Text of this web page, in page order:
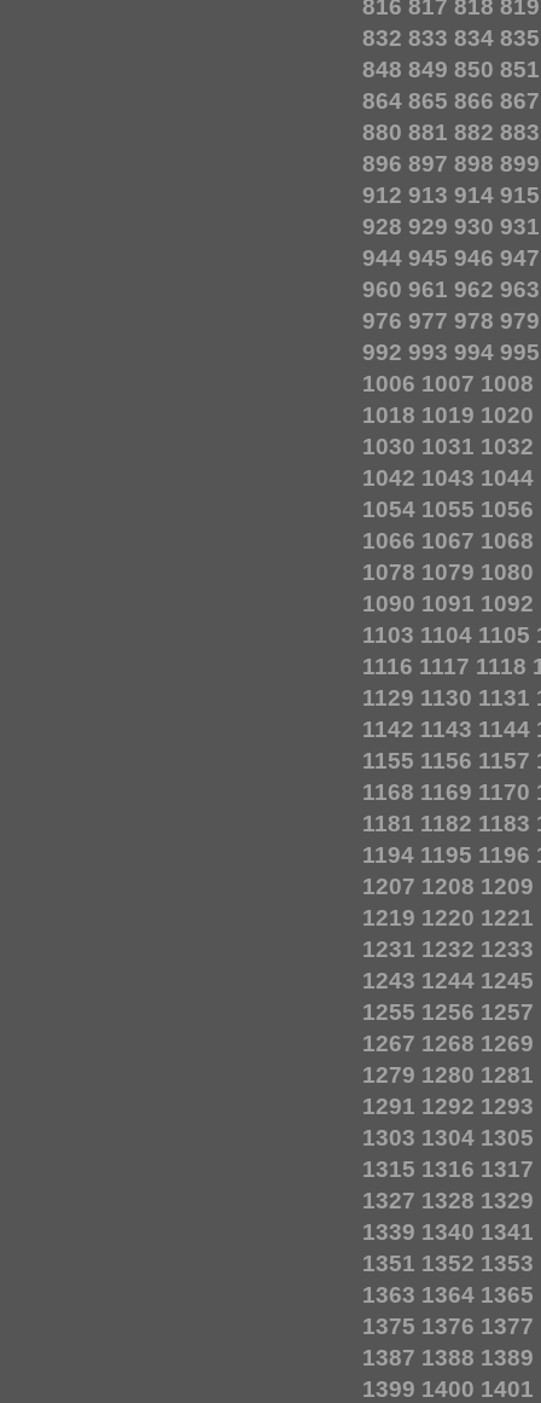
816 817 818 819
832 833 834 835
848 849 850 851
864 865 866 867
880 881 882 883
896 897 898 899
912 913 914 915
928 929 930 931
944 945 946 947
960 961 962 963
976 977 978 979
992 993 994 995
1006 1007 1008
1018 1019 1020
1030 1031 1032
1042 1043 1044
1054 1055 1056
1066 1067 1068
1078 1079 1080
1090 1091 1092
1103 1104 1105
1116 1117 1118
1129 1130 1131
1142 1143 1144
1155 1156 1157
1168 1169 1170
1181 1182 1183
1194 1195 1196
1207 1208 1209
1219 1220 1221
1231 1232 1233
1243 1244 1245
1255 1256 1257
1267 1268 1269
1279 1280 1281
1291 1292 1293
1303 1304 1305
1315 1316 1317
1327 1328 1329
1339 1340 1341
1351 1352 1353
1363 1364 1365
1375 1376 1377
1387 1388 1389
1399 1400 1401